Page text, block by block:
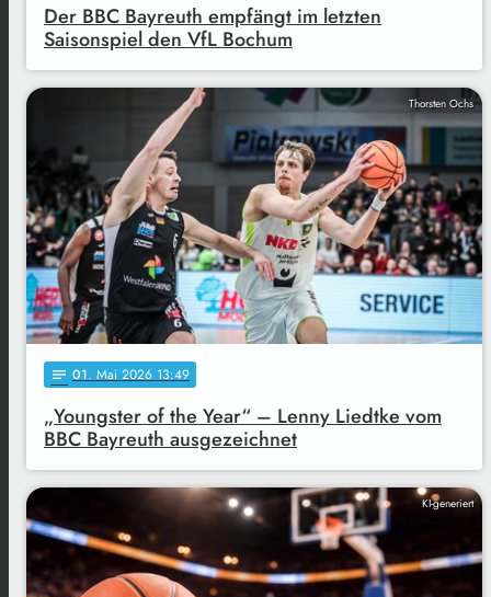
Der BBC Bayreuth empfängt im letzten
Saisonspiel den VfL Bochum
Thorsten Ochs
notes 01. Mai 2026 13:49
„Youngster of the Year“ – Lenny Liedtke vom
BBC Bayreuth ausgezeichnet
KI-generiert